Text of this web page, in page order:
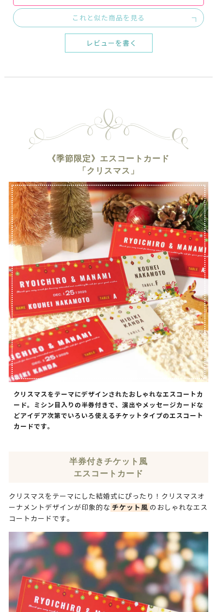
これと似た商品を見る
レビューを書く
《季節限定》エスコートカード
「クリスマス」
クリスマスをテーマにデザインされたおしゃれなエスコートカ
ード。ミシン目入りの半券付きで、演出やメッセージカードな
どアイデア次第でいろいろ使えるチケットタイプのエスコート
カードです。
半券付きチケット風
エスコートカード
クリスマスをテーマにした結婚式にぴったり！クリスマスオ
ーナメントデザインが印象的な チケット風 のおしゃれなエス
コートカードです。